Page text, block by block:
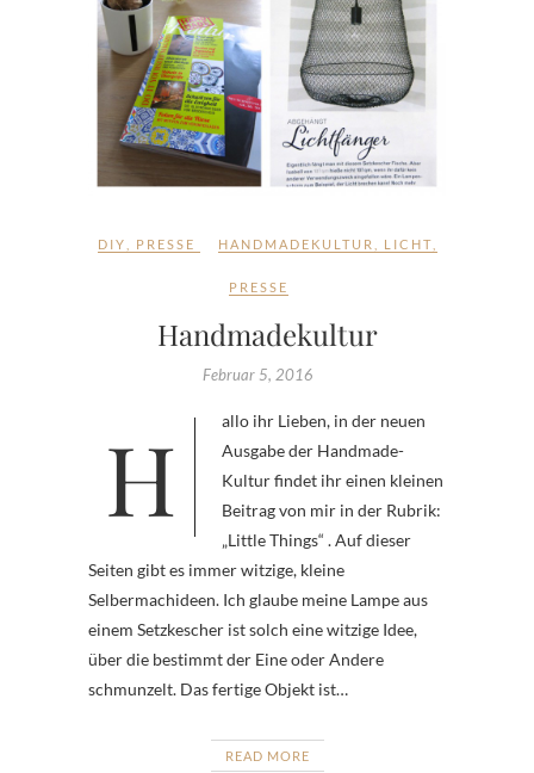
DIY PRESSE HANDMADEKULTUR LICHT
PRESSE
Handmadekultur
Februar 5, 2016
Hallo ihr Lieben, in der neuen
Ausgabe der Handmade-
Kultur findet ihr einen kleinen
Beitrag von mir in der Rubrik:
„Little Things“ . Auf dieser
Seiten gibt es immer witzige, kleine
Selbermachideen. Ich glaube meine Lampe aus
einem Setzkescher ist solch eine witzige Idee,
über die bestimmt der Eine oder Andere
schmunzelt. Das fertige Objekt ist…
READ MORE